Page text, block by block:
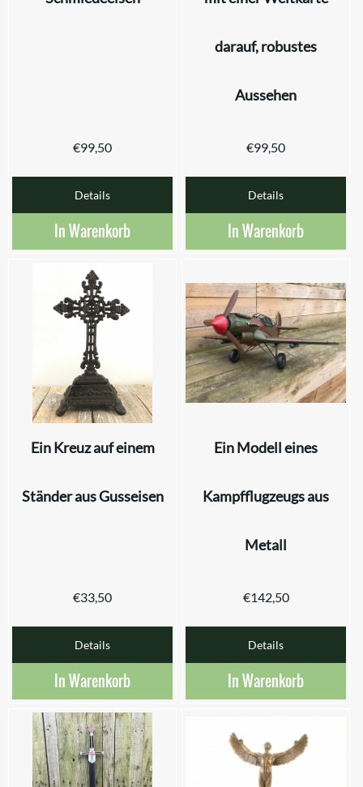
€99,50
Details
In Warenkorb
darauf, robustes
Aussehen
€99,50
Details
In Warenkorb
Ein Kreuz auf einem
Ständer aus Gusseisen
€33,50
Details
In Warenkorb
Ein Modell eines
Kampfflugzeugs aus
Metall
€142,50
Details
In Warenkorb